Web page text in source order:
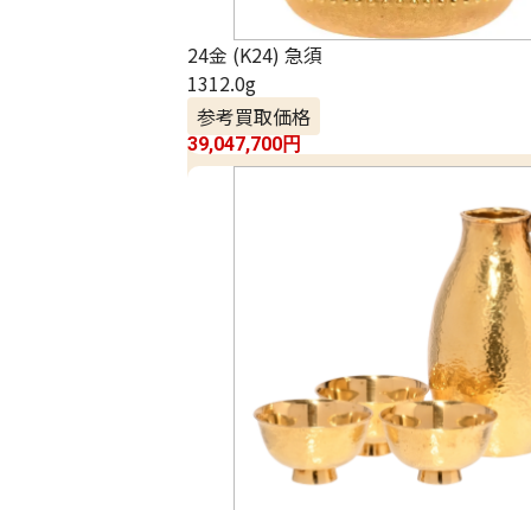
24金 (K24) 急須
1312.0g
参考買取価格
39,047,700円